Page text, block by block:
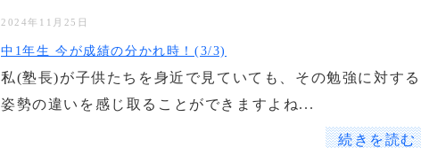
2024年11月25日
中1年生 今が成績の分かれ時！(3/3)
私(塾長)が子供たちを身近で見ていても、その勉強に対する
姿勢の違いを感じ取ることができますよね...
続きを読む